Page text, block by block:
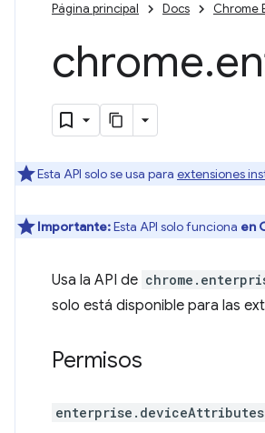
Página principal Docs Chrome
chrome.
Esta API solo se usa para extensiones
Importante:Esta API solo funciona en
Usa la API de
solo está disponible para las
Permisos
enterprise.deviceAttributes